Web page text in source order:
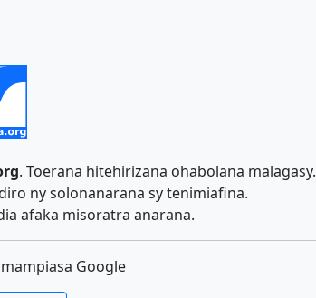
. Toerana hitehirizana ohabolana malagasy.
ny solonanarana sy tenimiafina.
afaka misoratra anarana.
Google